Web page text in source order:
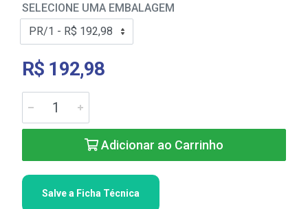
SELECIONE UMA EMBALAGEM
R$ 192,98
Adicionar ao Carrinho
Salve a Ficha Técnica